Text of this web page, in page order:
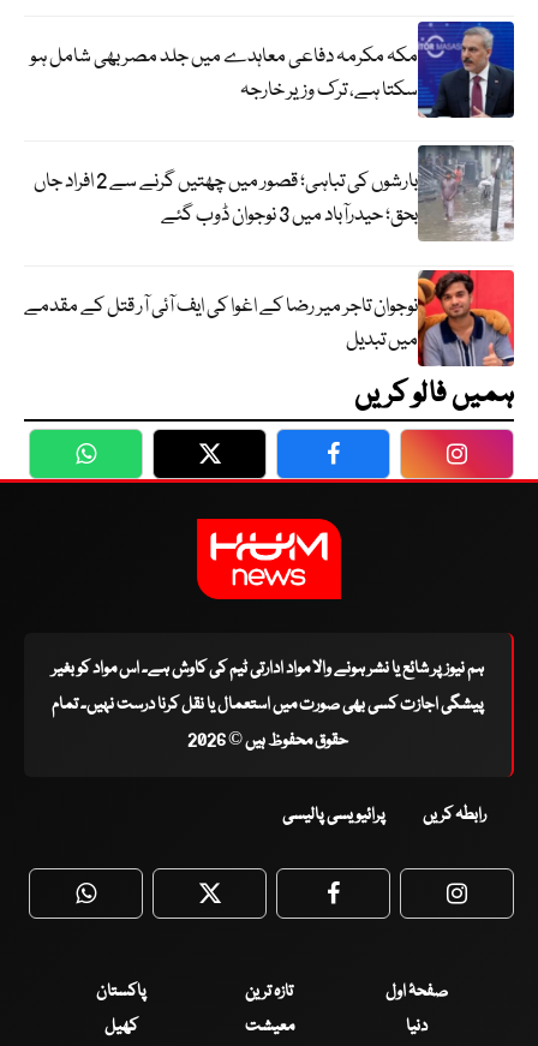
مکہ مکرمہ دفاعی معاہدے میں جلد مصر بھی شامل ہو
سکتا ہے، ترک وزیر خارجہ
بارشوں کی تباہی؛ قصور میں چھتیں گرنے سے 2 افراد جاں
بحق؛ حیدرآباد میں 3 نوجوان ڈوب گئے
نوجوان تاجر میر رضا کے اغوا کی ایف آئی آر قتل کے مقدمے
میں تبدیل
ہمیں فالو کریں
WhatsApp Twitter Facebook
ہم نیوز پر شائع یا نشر ہونے والا مواد ادارتی ٹیم کی کاوش ہے۔ اس مواد کو بغیر
پیشگی اجازت کسی بھی صورت میں استعمال یا نقل کرنا درست نہیں۔ تمام
حقوق محفوظ ہیں © 2026
رابطہ کریں پرائیویسی پالیسی
WhatsApp Twitter Facebook
صفحۂ اول تازہ ترین
پاکستان
دنیا
معیشت کھیل